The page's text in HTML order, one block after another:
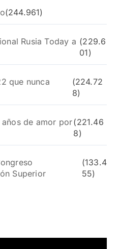
(244.961)
Rusia Today a (229.6
01)
que nunca
(224.72
8)
de amor por(221.46
8)
Superior
(133.4
55)